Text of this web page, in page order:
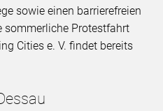
sowie einen barrierefreien
sommerliche Protestfahrt
Cities e. V. findet bereits